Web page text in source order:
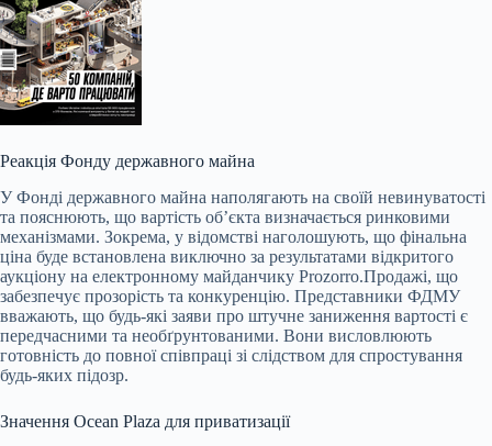
Реакція Фонду державного майна
У Фонді державного майна наполягають на своїй невинуватості
та пояснюють, що вартість об’єкта визначається ринковими
механізмами. Зокрема, у відомстві наголошують, що фінальна
ціна буде встановлена виключно за результатами відкритого
аукціону на електронному майданчику Prozorro.Продажі, що
забезпечує прозорість та конкуренцію. Представники ФДМУ
вважають, що будь-які заяви про штучне заниження вартості є
передчасними та необґрунтованими. Вони висловлюють
готовність до повної співпраці зі слідством для спростування
будь-яких підозр.
Значення Ocean Plaza для приватизації